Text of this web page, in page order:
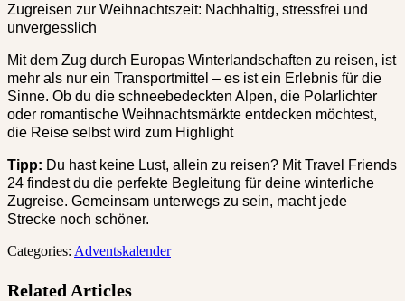
Zugreisen zur Weihnachtszeit: Nachhaltig, stressfrei und
unvergesslich
Mit dem Zug durch Europas Winterlandschaften zu reisen, ist
mehr als nur ein Transportmittel – es ist ein Erlebnis für die
Sinne. Ob du die schneebedeckten Alpen, die Polarlichter
oder romantische Weihnachtsmärkte entdecken möchtest,
die Reise selbst wird zum Highlight
Tipp: Du hast keine Lust, allein zu reisen? MitTravel Friends
24 findest du die perfekte Begleitung für deine winterliche
Zugreise. Gemeinsam unterwegs zu sein, macht jede
Strecke noch schöner.
Categories: Adventskalender
Related Articles